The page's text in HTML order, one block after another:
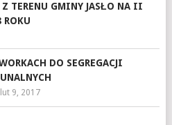
Z TERENU GMINY JASŁO NA II
ROKU
DO SEGREGACJI
lut 9, 2017